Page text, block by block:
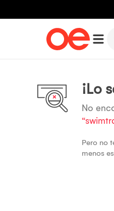
¡Lo
No
Pero no
menos